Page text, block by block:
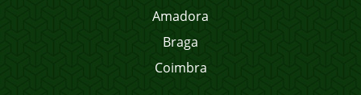
Amadora
Braga
Coimbra